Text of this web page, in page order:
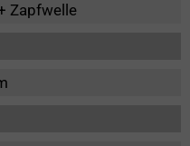
Zapfwelle